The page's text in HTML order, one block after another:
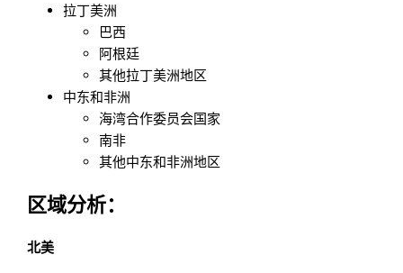
拉丁美洲
巴西
阿根廷
其他拉丁美洲地区
中东和非洲
海湾合作委员会国家
南非
其他中东和非洲地区
区域分析：
北美